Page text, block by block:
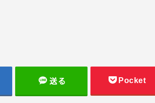
送る Pocket